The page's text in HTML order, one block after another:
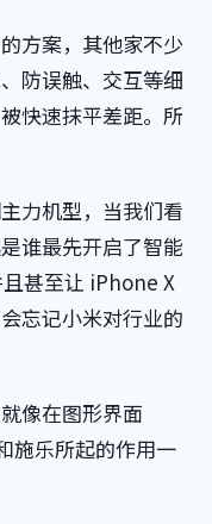
方案，其他家不少
防误触、交互等细
快速抹平差距。所
力机型，当我们看
谁最先开启了智能
甚至让 iPhone X
忘记小米对行业的
像在图形界面
施乐所起的作用一